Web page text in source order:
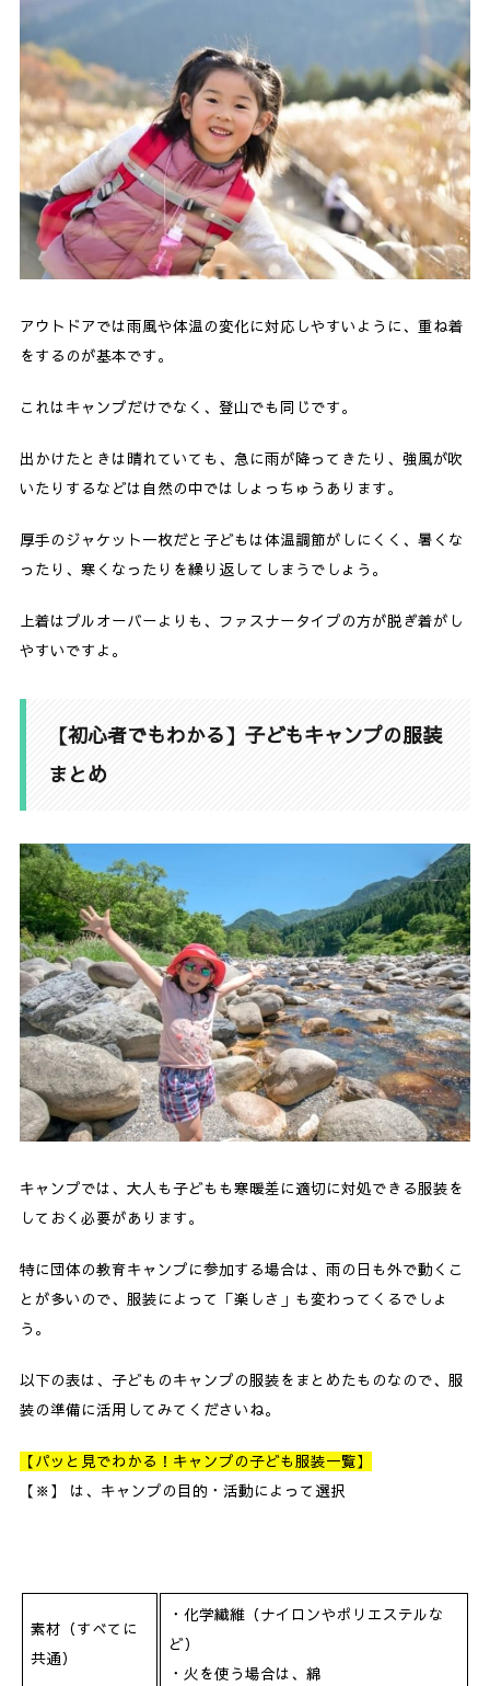
アウトドアでは雨風や体温の変化に対応しやすいように、重ね着
をするのが基本です。
これはキャンプだけでなく、登山でも同じです。
出かけたときは晴れていても、急に雨が降ってきたり、強風が吹
いたりするなどは自然の中ではしょっちゅうあります。
厚手のジャケット一枚だと子どもは体温調節がしにくく、暑くな
ったり、寒くなったりを繰り返してしまうでしょう。
上着はプルオーバーよりも、ファスナータイプの方が脱ぎ着がし
やすいですよ。
【初心者でもわかる】子どもキャンプの服装
まとめ
キャンプでは、大人も子どもも寒暖差に適切に対処できる服装を
しておく必要があります。
特に団体の教育キャンプに参加する場合は、雨の日も外で動くこ
とが多いので、服装によって「楽しさ」も変わってくるでしょ
う。
以下の表は、子どものキャンプの服装をまとめたものなので、服
装の準備に活用してみてくださいね。
【パッと見でわかる！キャンプの子ども服装一覧】
【※】 は、キャンプの目的・活動によって選択
素材（すべてに
共通）
・化学繊維（ナイロンやポリエステルな
ど）
・火を使う場合は、綿